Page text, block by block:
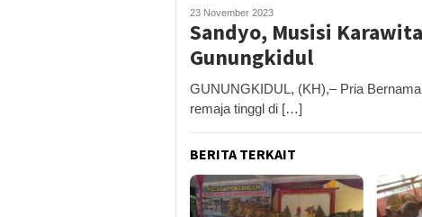
23 November 2023
Sandyo, Musisi
Gunungkidul
GUNUNGKIDUL, (KH),– Pria
remaja tinggl di […]
BERITA TERKAIT